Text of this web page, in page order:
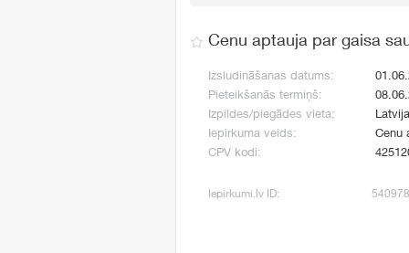
Cenu aptauja par gaisa
Izsludināšanas datums:
Pieteikšanās termiņš:
Izpildes/piegādes vieta:
Iepirkuma veids:
Cenu
CPV kodi:
Iepirkumi.lv ID: